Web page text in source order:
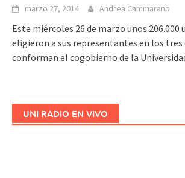
marzo 27, 2014 Andrea Cammarano
Este miércoles 26 de marzo unos 206.000
eligieron a sus representantes en los tres
conforman el cogobierno de la
UNI RADIO EN VIVO